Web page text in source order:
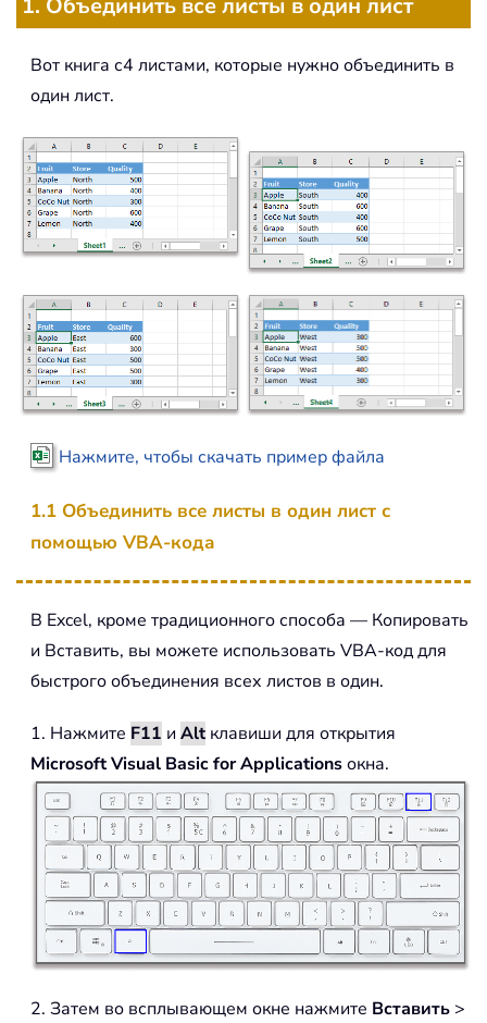
1. Объединить все листы в один лист
Вот книга с4 листами, которые нужно объединить в
один лист.
Нажмите, чтобы скачать пример файла
1.1 Объединить все листы в один лист с
помощью VBA-кода
В Excel, кроме традиционного способа — Копировать
и Вставить, вы можете использовать VBA-код для
быстрого объединения всех листов в один.
1. Нажмите F11 и Altклавиши для открытия
Microsoft Visual Basic for Applicationsокна.
2. Затем во всплывающем окне нажмите Вставить >